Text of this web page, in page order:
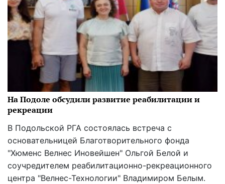
На Подоле обсудили развитие реабилитации и
рекреации
В Подольской РГА состоялась встреча с
основательницей Благотворительного фонда
"Хюменс Велнес Иновейшен" Ольгой Белой и
соучредителем реабилитационно-рекреационного
центра "Велнес-Технологии" Владимиром Белым.